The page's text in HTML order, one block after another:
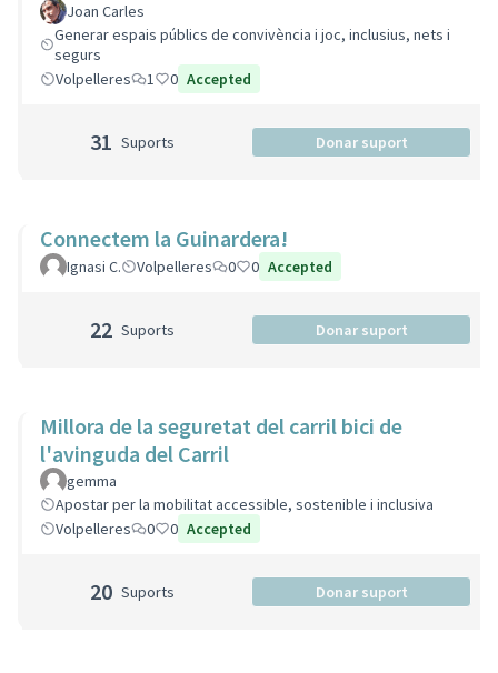
Joan Carles
Generar espais públics de convivència i joc, inclusius, nets i
segurs
Volpelleres
1 0 Accepted
31 Suports Donar suport
Connectem la Guinardera!
Ignasi C. Volpelleres 0 0 Accepted
22 Suports Donar suport
Millora de la seguretat del carril bici de
l'avinguda del Carril
gemma
Apostar per la mobilitat accessible, sostenible i inclusiva
Volpelleres
0 0 Accepted
20 Suports Donar suport